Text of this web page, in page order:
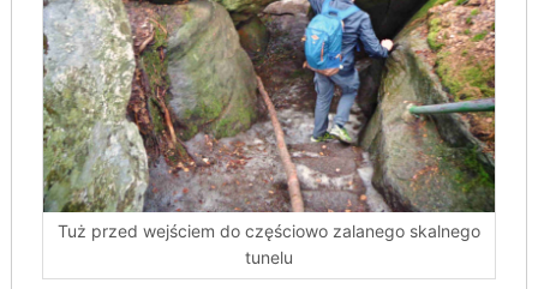
Tuż przed wejściem do częściowo zalanego skalnego
tunelu